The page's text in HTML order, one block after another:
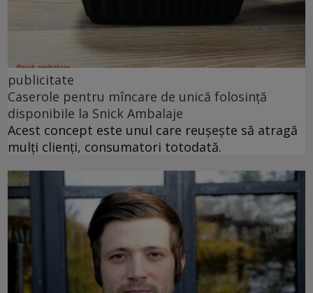
publicitate
Caserole pentru mîncare de unică folosință
disponibile la Snick Ambalaje
Acest concept este unul care reușește să atragă
mulți clienți, consumatori totodată.